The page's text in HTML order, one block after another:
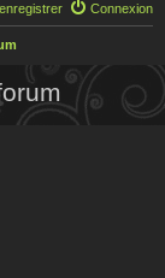
Connexion